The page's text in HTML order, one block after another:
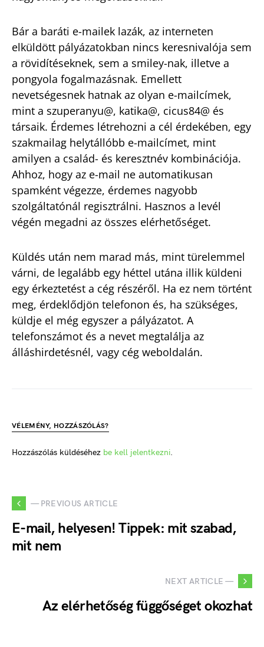
Bár a baráti e-mailek lazák, az interneten
elküldött pályázatokban nincs keresnivalója sem
a rövidítéseknek, sem a smiley-nak, illetve a
pongyola fogalmazásnak. Emellett
nevetségesnek hatnak az olyan e-mailcímek,
mint a szuperanyu@, katika@, cicus84@ és
társaik. Érdemes létrehozni a cél érdekében, egy
szakmailag helytállóbb e-mailcímet, mint
amilyen a család- és keresztnév kombinációja.
Ahhoz, hogy az e-mail ne automatikusan
spamként végezze, érdemes nagyobb
szolgáltatónál regisztrálni. Hasznos a levél
végén megadni az összes elérhetőséget.
Küldés után nem marad más, mint türelemmel
várni, de legalább egy héttel utána illik küldeni
egy érkeztetést a cég részéről. Ha ez nem történt
meg, érdeklődjön telefonon és, ha szükséges,
küldje el még egyszer a pályázatot. A
telefonszámot és a nevet megtalálja az
álláshirdetésnél, vagy cég weboldalán.
VÉLEMÉNY, HOZZÁSZÓLÁS?
Hozzászólás küldéséhez be kell jelentkezni.
— PREVIOUS ARTICLE
E-mail, helyesen! Tippek: mit szabad,
mit nem
NEXT ARTICLE —
Az elérhetőség függőséget okozhat